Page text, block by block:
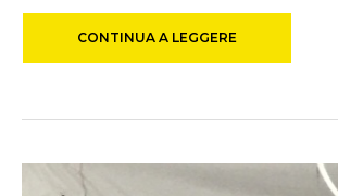
CONTINUA A LEGGERE